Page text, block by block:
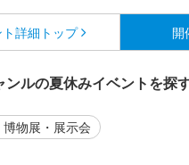
詳細 トップ 開
ンルの夏休みイベントを探
博物展・展示会